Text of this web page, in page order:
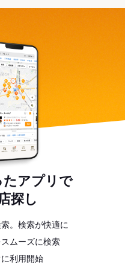
たアプリで
探し
。検索が快適に
ムーズに検索
利用開始